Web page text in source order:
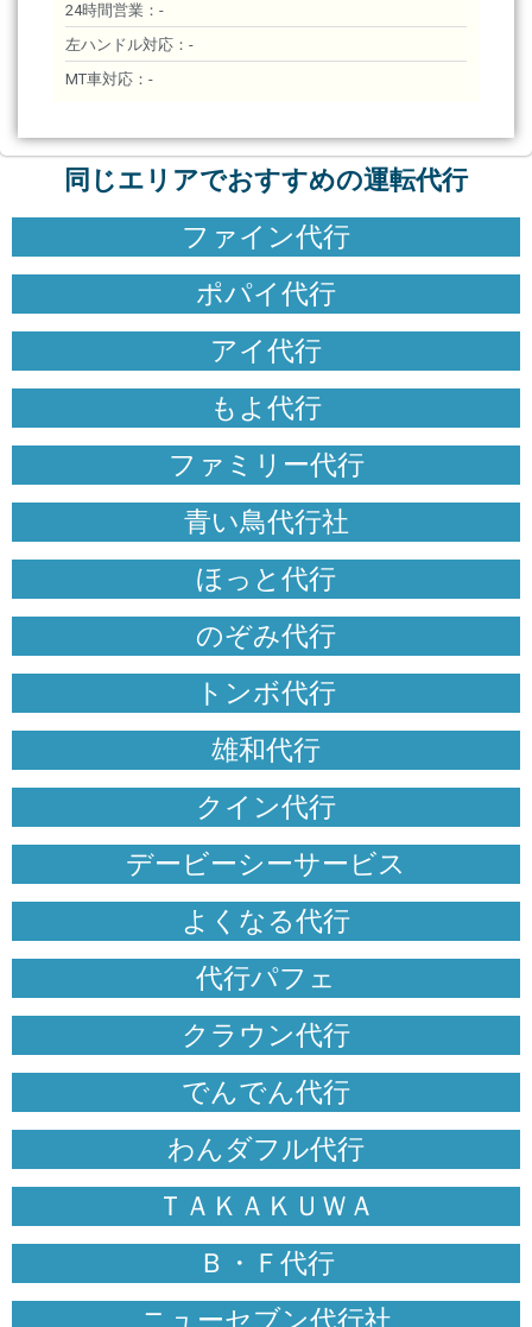
24時間営業：-
左ハンドル対応：-
MT車対応：-
同じエリアでおすすめの運転代行
ファイン代行
ポパイ代行
アイ代行
もよ代行
ファミリー代行
青い鳥代行社
ほっと代行
のぞみ代行
トンボ代行
雄和代行
クイン代行
デービーシーサービス
よくなる代行
代行パフェ
クラウン代行
でんでん代行
わんダフル代行
ＴＡＫＡＫＵＷＡ
Ｂ・Ｆ代行
ニューセブン代行社